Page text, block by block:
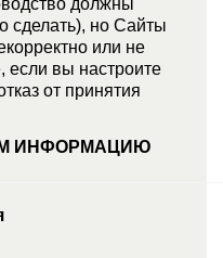
сделать), но Сайты
или не
если вы настроите
от принятия
ИНФОРМАЦИЮ